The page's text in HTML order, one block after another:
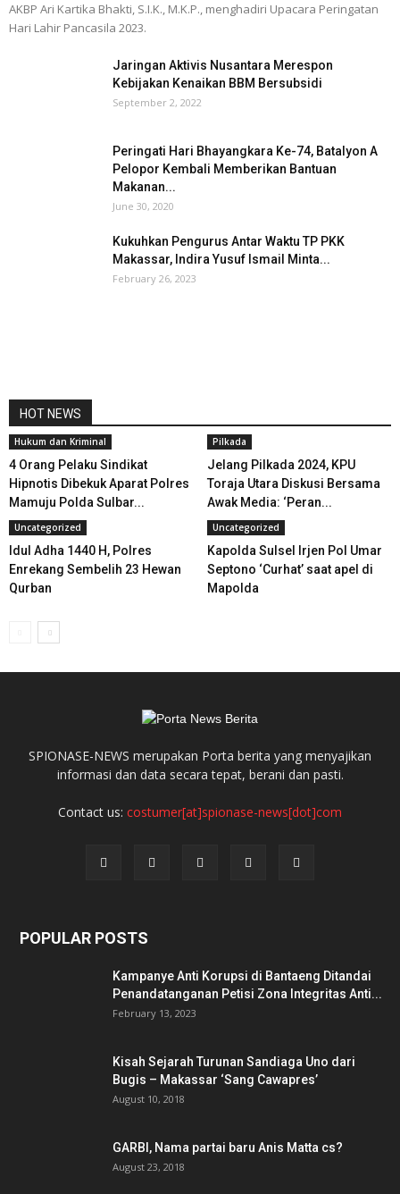
AKBP Ari Kartika Bhakti, S.I.K., M.K.P., menghadiri Upacara Peringatan
Hari Lahir Pancasila 2023.
Jaringan Aktivis Nusantara Merespon
Kebijakan Kenaikan BBM Bersubsidi
September 2, 2022
Peringati Hari Bhayangkara Ke-74, Batalyon A
Pelopor Kembali Memberikan Bantuan
Makanan...
June 30, 2020
Kukuhkan Pengurus Antar Waktu TP PKK
Makassar, Indira Yusuf Ismail Minta...
February 26, 2023
HOT NEWS
Hukum dan Kriminal
4 Orang Pelaku Sindikat
Hipnotis Dibekuk Aparat Polres
Mamuju Polda Sulbar...
Pilkada
Jelang Pilkada 2024, KPU
Toraja Utara Diskusi Bersama
Awak Media: ‘Peran...
Uncategorized
Idul Adha 1440 H, Polres
Enrekang Sembelih 23 Hewan
Qurban
Uncategorized
Kapolda Sulsel Irjen Pol Umar
Septono ‘Curhat’ saat apel di
Mapolda
SPIONASE-NEWS merupakan Porta berita yang menyajikan
informasi dan data secara tepat, berani dan pasti.
Contact us: costumer[at]spionase-news[dot]com
POPULAR POSTS
Kampanye Anti Korupsi di Bantaeng Ditandai
Penandatanganan Petisi Zona Integritas Anti...
February 13, 2023
Kisah Sejarah Turunan Sandiaga Uno dari
Bugis – Makassar ‘Sang Cawapres’
August 10, 2018
GARBI, Nama partai baru Anis Matta cs?
August 23, 2018